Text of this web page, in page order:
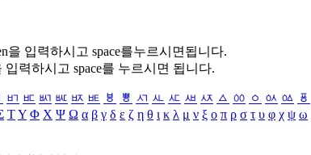
을 입력하시고 space를누르시면됩니다.
입력하시고 space를 누르시면 됩니다.
ㅲ ㅳ ㅴ ㅵ ㅶ ㅷ ㅸ ㅹ ㅺ ㅻ ㅼ ㅽ ㅾ ㅿ ㆀ ㆁ ㆂ ㆃ ㆄ
ΤΥ Φ Χ Ψ Ω α β γ δ ε ζ η θ ι κ λ μ ν ξ ο π ρ σ τ υ φ χ ψ ω